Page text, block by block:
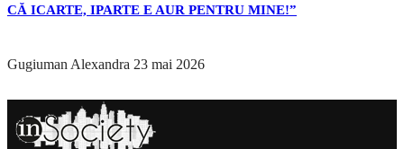
CĂ ICARTE, IPARTE E AUR PENTRU MINE!”
Gugiuman Alexandra 23 mai 2026